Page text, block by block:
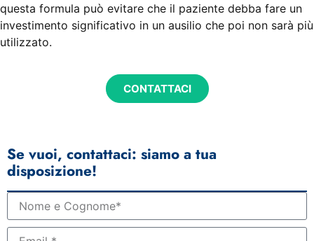
questa formula può evitare che il paziente debba fare un
investimento significativo in un ausilio che poi non sarà più
utilizzato.
CONTATTACI
Se vuoi, contattaci: siamo a tua
disposizione!